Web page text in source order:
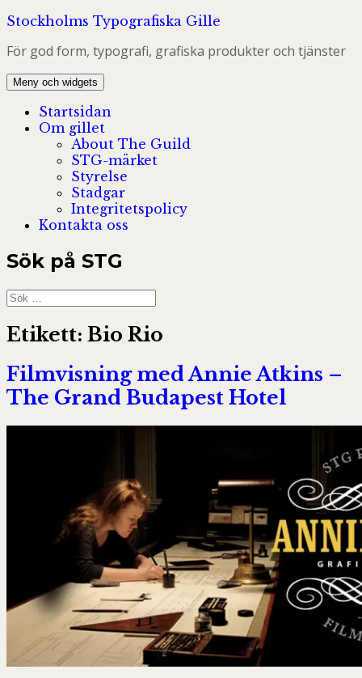
Hoppa
innehåll
Stockholms Typografiska Gille
För god form, typografi, grafiska produkter och tjänster
Meny och widgets
Startsidan
Om gillet
About The Guild
STG-märket
Styrelse
Stadgar
Integritetspolicy
Kontakta oss
Sök på STG
Sök
efter:
Etikett: Bio Rio
Filmvisning med Annie Atkins –
The Grand Budapest Hotel